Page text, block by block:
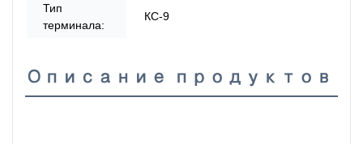
Тип
терминала:
КС-9
Описание продуктов